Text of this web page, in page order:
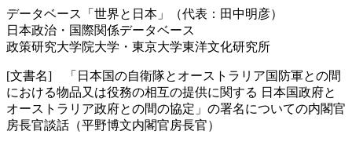
データベース「世界と日本」（代表：田中明彦）
日本政治・国際関係データベース
政策研究大学院大学・東京大学東洋文化研究所
[文書名] 「日本国の自衛隊とオーストラリア国防軍との間
における物品又は役務の相互の提供に関する 日本国政府と
オーストラリア政府との間の協定」の署名についての内閣官
房長官談話（平野博文内閣官房長官）